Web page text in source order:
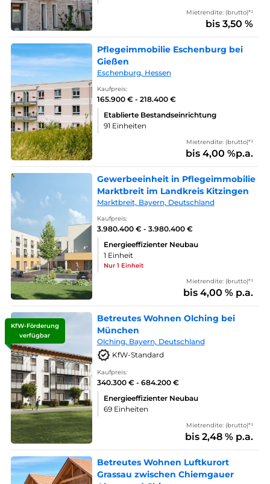
Mietrendite: (brutto)*¹
bis 3,50 %
Pflegeimmobilie Eschenburg bei
Gießen
Eschenburg, Hessen
Kaufpreis:
165.900 € - 218.400 €
Etablierte Bestandseinrichtung
91 Einheiten
Mietrendite: (brutto)*¹
bis 4,00 %p.a.
Gewerbeeinheit in Pflegeimmobilie
Marktbreit im Landkreis Kitzingen
Marktbreit, Bayern, Deutschland
Kaufpreis:
3.980.400 € - 3.980.400 €
Energieeffizienter Neubau
1 Einheit
Nur 1 Einheit
Mietrendite: (brutto)*¹
bis 4,00 % p.a.
KfW-Förderung
verfügbar
Betreutes Wohnen Olching bei
München
Olching, Bayern, Deutschland
KfW-Standard
Kaufpreis:
340.300 € - 684.200 €
Energieeffizienter Neubau
69 Einheiten
Mietrendite: (brutto)*¹
bis 2,48 % p.a.
Betreutes Wohnen Luftkurort
Grassau zwischen Chiemgauer